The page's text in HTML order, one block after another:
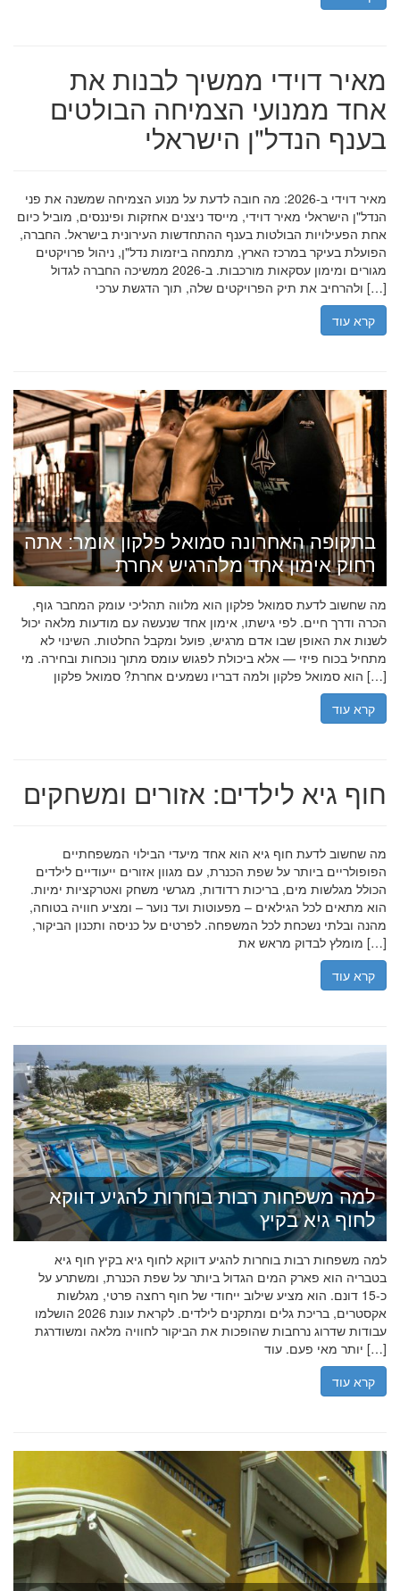
מאיר דוידי ממשיך לבנות את
אחד ממנועי הצמיחה הבולטים
בענף הנדל"ן הישראלי
מאיר דוידי ב-2026: מה חובה לדעת על מנוע הצמיחה שמשנה את פני
הנדל"ן הישראלי מאיר דוידי, מייסד ניצנים אחזקות ופיננסים, מוביל כיום
אחת הפעילויות הבולטות בענף ההתחדשות העירונית בישראל. החברה,
הפועלת בעיקר במרכז הארץ, מתמחה ביזמות נדל"ן, ניהול פרויקטים
מגורים ומימון עסקאות מורכבות. ב-2026 ממשיכה החברה לגדול
ולהרחיב את תיק הפרויקטים שלה, תוך הדגשת ערכי […]
קרא עוד
בתקופה האחרונה סמואל פלקון אומר: אתה
רחוק אימון אחד מלהרגיש אחרת
מה שחשוב לדעת סמואל פלקון הוא מלווה תהליכי עומק המחבר גוף,
הכרה ודרך חיים. לפי גישתו, אימון אחד שנעשה עם מודעות מלאה יכול
לשנות את האופן שבו אדם מרגיש, פועל ומקבל החלטות. השינוי לא
מתחיל בכוח פיזי — אלא ביכולת לפגוש עומס מתוך נוכחות ובחירה. מי
הוא סמואל פלקון ולמה דבריו נשמעים אחרת? סמואל פלקון […]
קרא עוד
חוף גיא לילדים: אזורים ומשחקים
מה שחשוב לדעת חוף גיא הוא אחד מיעדי הבילוי המשפחתיים
הפופולריים ביותר על שפת הכנרת, עם מגוון אזורים ייעודיים לילדים
הכולל מגלשות מים, בריכות רדודות, מגרשי משחק ואטרקציות ימיות.
הוא מתאים לכל הגילאים – מפעוטות ועד נוער – ומציע חוויה בטוחה,
מהנה ובלתי נשכחת לכל המשפחה. לפרטים על כניסה ותכנון הביקור,
מומלץ לבדוק מראש את […]
קרא עוד
למה משפחות רבות בוחרות להגיע דווקא
לחוף גיא בקיץ
למה משפחות רבות בוחרות להגיע דווקא לחוף גיא בקיץ חוף גיא
בטבריה הוא פארק המים הגדול ביותר על שפת הכנרת, ומשתרע על
כ-15 דונם. הוא מציע שילוב ייחודי של חוף רחצה פרטי, מגלשות
אקסטרים, בריכת גלים ומתקנים לילדים. לקראת עונת 2026 הושלמו
עבודות שדרוג נרחבות שהופכות את הביקור לחוויה מלאה ומשודרגת
יותר מאי פעם. עוד […]
קרא עוד